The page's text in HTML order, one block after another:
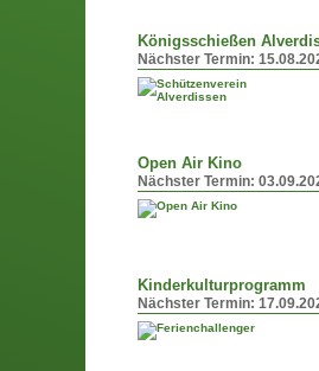
Königsschießen
Nächster Termin:
Open Air Kino
Nächster Termin:
Kinderkulturprogramm
Nächster Termin: